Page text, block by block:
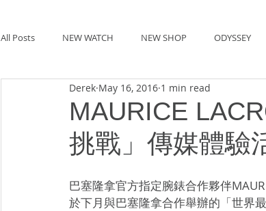
All Posts NEW WATCH NEW SHOP ODYSSEY
MEET THE VIP WATCH PEOPLE HOT TAG
BASELWORLD 2019 SIHH2018 BASEL2018
BASELWORLD 2016 SIHH2016 CLASSIC 101
MAURICE
挑戰」傳媒體驗
Derek May 16, 2016 1 min read
巴塞隆拿官方指定腕錶合作夥伴
於下月與巴塞隆拿合作舉辦的「世界